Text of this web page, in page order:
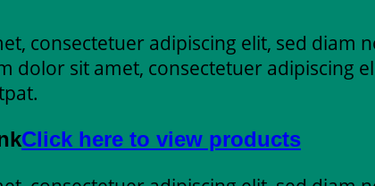
consectetuer adipiscing elit, sed
dolor sit amet, consectetuer adipiscing
Click here to view products